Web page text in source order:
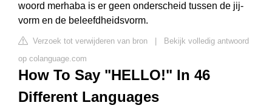
woord merhaba is er geen onderscheid tussen de jij-
vorm en de beleefdheidsvorm.
Verzoek tot verwijderen van bron
Bekijk volledig antwoord
op colanguage.com
How To Say "HELLO!" In 46
Different Languages